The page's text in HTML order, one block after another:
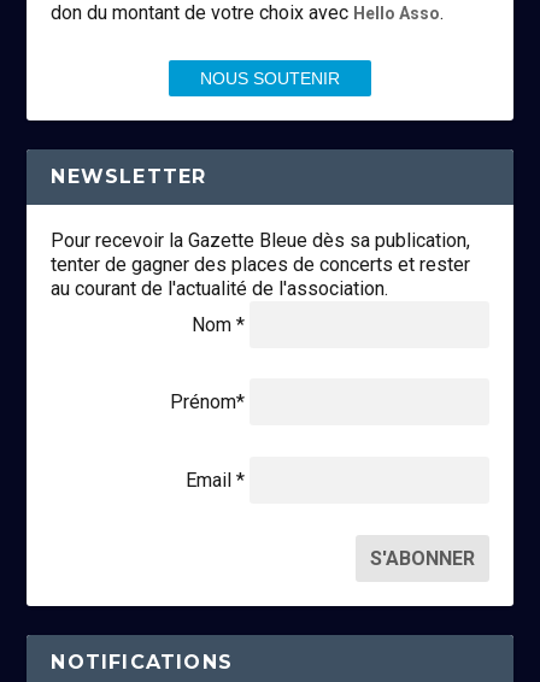
don du montant de votre choix avec Hello Asso.
NOUS SOUTENIR
NEWSLETTER
Pour recevoir la Gazette Bleue dès sa publication,
tenter de gagner des places de concerts et rester
au courant de l'actualité de l'association.
Nom *
Prénom*
Email *
NOTIFICATIONS